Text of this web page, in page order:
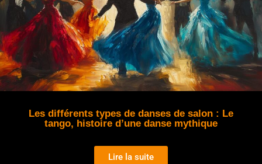
Les différents types de danses de salon : Le
tango, histoire d’une danse mythique
Lire la suite